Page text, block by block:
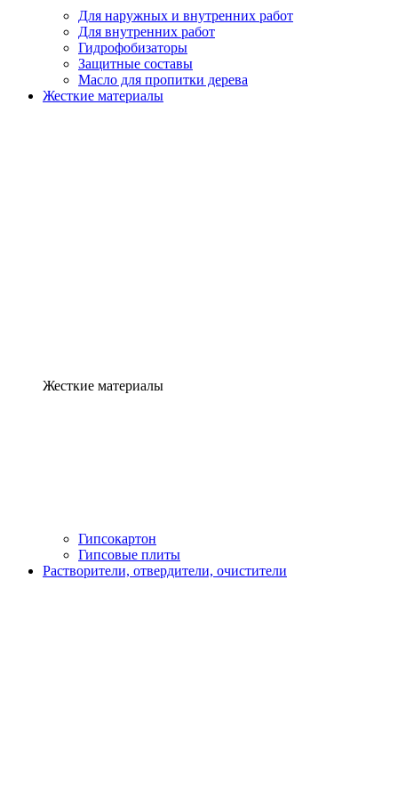
Для наружных и внутренних работ
Для внутренних работ
Гидрофобизаторы
Защитные составы
Масло для пропитки дерева
Жесткие материалы
Жесткие материалы
Гипсокартон
Гипсовые плиты
Растворители, отвердители, очистители